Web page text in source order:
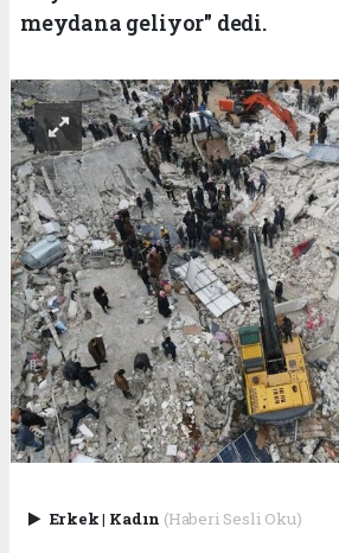
meydana geliyor" dedi.
Erkek| Kadın (Haberi Sesli Oku)